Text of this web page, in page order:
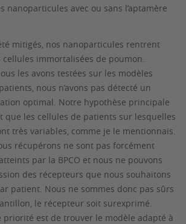
nanoparticules avec ou sans l’aptamère
mitigés, nos nanoparticules rentrent
immortalisées de poumon.
les avons testées sur les modèles
nous n’avons pas détecté un
optimal. Notre hypothèse principale
que les cellules de patients sur lesquelles
très variables, comme je le mentionnais.
récupérons ne sont pas forcément
par la BPCO et nous ne pouvons
des récepteurs que nous souhaitons
patient. Nous ne sommes donc pas sûrs
le récepteur soit surexprimé.
est de trouver le modèle adapté à